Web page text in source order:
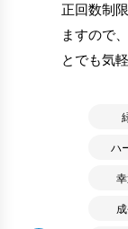
正回数制
ますので
とでも気
ハ